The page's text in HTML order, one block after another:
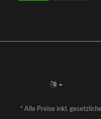
*Alle Preise inkl.